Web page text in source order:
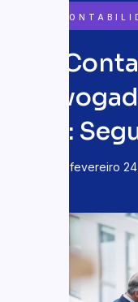
PR:
fevereiro